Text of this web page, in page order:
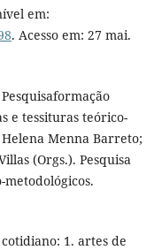
em:
. Acesso em: 27 mai.
e tessituras teórico-
Menna Barreto;
(Orgs.). Pesquisa
1. artes de